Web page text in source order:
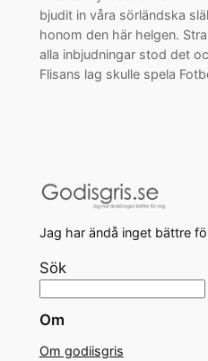
bjudit in våra sörländska
honom den här helgen.
alla inbjudningar stod det
Flisans lag skulle spela
Jag har ändå inget bättre
Sök
Om
Om godiisgris